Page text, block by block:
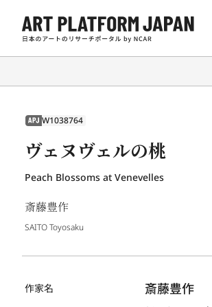
APJ W1038764
ヴェヌヴェルの桃
Peach Blossoms at Venevelles
斎藤豊作
SAITO Toyosaku
作家名 斎藤豊作